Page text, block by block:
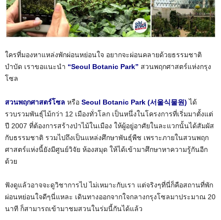
ใครที่มองหาแหล่งพักผ่อนหย่อนใจ อยากจะผ่อนคลายด้วยธรรมชาติ
บำบัด เราขอแนะนำ “Seoul Botanic Park” สวนพฤกศาสตร์แห่งกรุง
โซล
สวนพฤกศาสตร์โซล หรือ Seoul Botanic Park (서울식물원) ได้
รวบรวมพันธุ์ไม้กว่า 12 เมืองทั่วโลก เป็นหนึ่งในโครงการที่เริ่มมาตั้งแต่
ปี 2007 ที่ต้องการสร้างป่าไม้ในเมือง ให้ผู้อยู่อาศัยในละแวกนั้นได้สัมผัส
กับธรรมชาติ รวมไปถึงเป็นแหล่งศึกษาพันธุ์พืช เพราะภายในสวนพฤก
ศาสตร์แห่งนี้ยังมีศูนย์วิจัย ห้องสมุด ให้ได้เข้ามาศึกษาหาความรู้กันอีก
ด้วย
ฟังดูแล้วอาจจะดูวิชาการไป ไม่เหมาะกับเรา แต่จริงๆที่นี่ก็คือสถานที่พัก
ผ่อนหย่อนใจดีๆนี่แหละ เดินทางออกจากใจกลางกรุงโซลมาประมาณ 20
นาที ก็สามารถเข้ามาชมสวนในร่มนี้กันได้แล้ว